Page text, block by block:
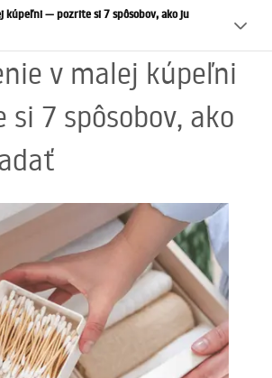
kúpeľni — pozrite si 7 spôsobov, ako ju
v malej kúpeľni
7 spôsobov, ako